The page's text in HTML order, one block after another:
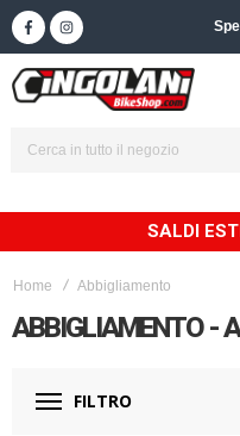
SALDI
Home Abbigliamento
ABBIGLIAMENTO -
FILTRO